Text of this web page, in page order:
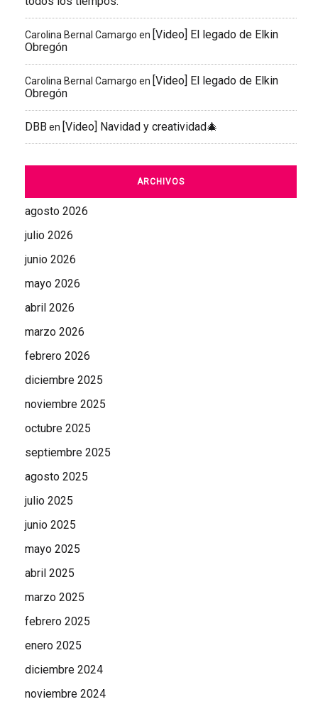
Carolina Bernal Camargo en [Video] El legado de Elkin
Obregón
Carolina Bernal Camargo en [Video] El legado de Elkin
Obregón
DBB en [Video] Navidad y creatividad🎄
ARCHIVOS
agosto 2026
julio 2026
junio 2026
mayo 2026
abril 2026
marzo 2026
febrero 2026
diciembre 2025
noviembre 2025
octubre 2025
septiembre 2025
agosto 2025
julio 2025
junio 2025
mayo 2025
abril 2025
marzo 2025
febrero 2025
enero 2025
diciembre 2024
noviembre 2024